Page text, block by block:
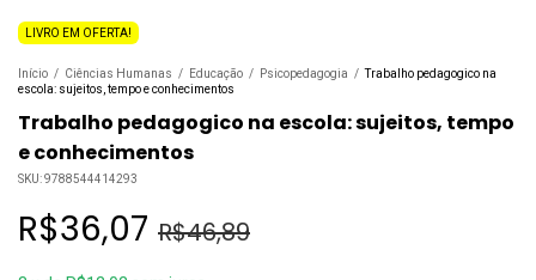
LIVRO EM OFERTA!
Início / Ciências Humanas / Educação / Psicopedagogia / Trabalho pedagogico na
escola: sujeitos, tempo e conhecimentos
Trabalho pedagogico na escola: sujeitos, tempo
e conhecimentos
SKU:9788544414293
R$36,07 R$46,89